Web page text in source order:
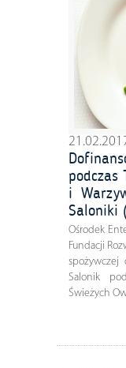
podczas
i
Saloniki
Ośrodek
Fundacji
Salonik
Świeżych